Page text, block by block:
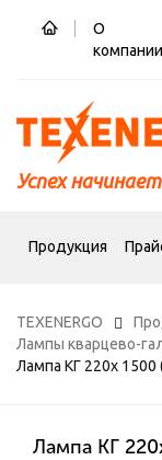
О
компании
Успех
Продукция
TEXENERGO
Лампы кварцево-
Лампа КГ 220х
Лампа КГ